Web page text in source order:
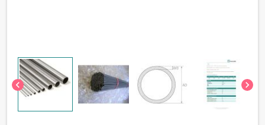
chevron_left chevron_right